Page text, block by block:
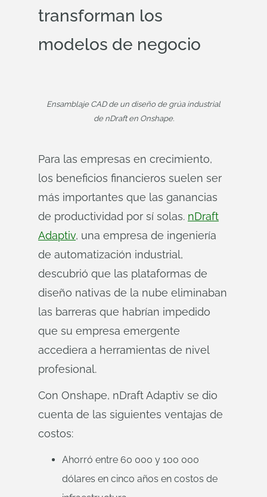
transforman los
modelos de negocio
Ensamblaje CAD de un diseño de grúa industrial
de nDraft en Onshape.
Para las empresas en crecimiento,
los beneficios financieros suelen ser
más importantes que las ganancias
de productividad por sí solas. nDraft
Adaptiv, una empresa de ingeniería
de automatización industrial,
descubrió que las plataformas de
diseño nativas de la nube eliminaban
las barreras que habrían impedido
que su empresa emergente
accediera a herramientas de nivel
profesional.
Con Onshape, nDraft Adaptiv se dio
cuenta de las siguientes ventajas de
costos:
Ahorró entre 60 000 y 100 000
dólares en cinco años en costos de